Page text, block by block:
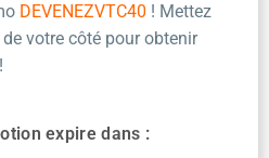
DEVENEZVTC40 ! Mettez
votre côté pour obtenir
expire dans :